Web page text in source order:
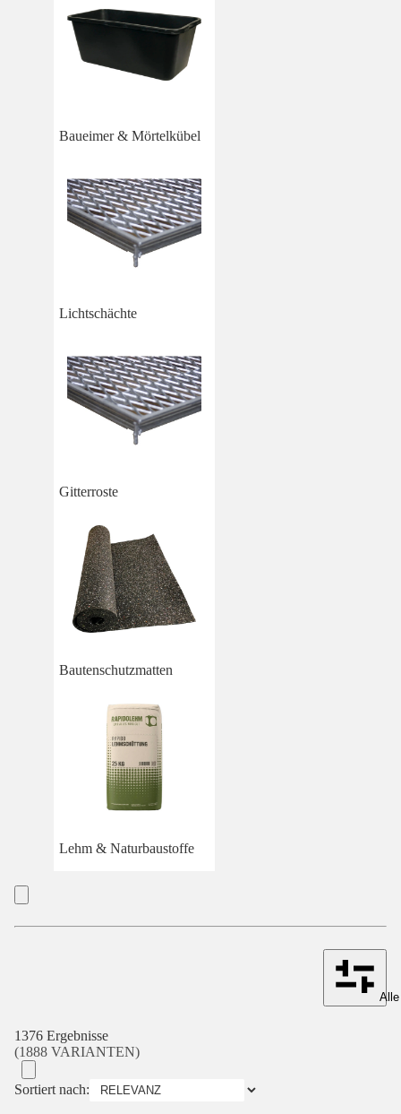
Baueimer & Mörtelkübel
Lichtschächte
Gitterroste
Bautenschutzmatten
Lehm & Naturbaustoffe
1376 Ergebnisse
(1888 VARIANTEN)
Sortiert nach: